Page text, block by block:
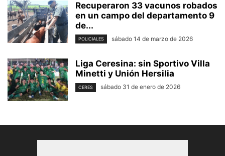
Recuperaron 33 vacunos robados
en un campo del departamento 9
de...
POLICIALES sábado 14 de marzo de 2026
Liga Ceresina: sin Sportivo Villa
Minetti y Unión Hersilia
CERES sábado 31 de enero de 2026